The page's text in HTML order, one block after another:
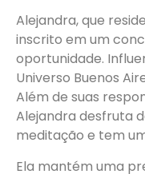
Alejandra, que
inscrito em um
oportunidade.
Universo Buenos
Além de suas
Alejandra desfruta
meditação e tem
Ela mantém uma